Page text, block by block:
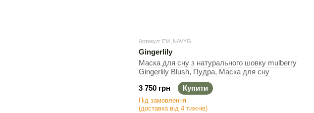
Артикул: EM_NAVYG
Gingerlily
Маска для сну з натурального шовку mulberry
Gingerlily Blush, Пудра, Маска для сну
3 750 грн
Купити
Під замовлення
(доставка від 4 тижнів)